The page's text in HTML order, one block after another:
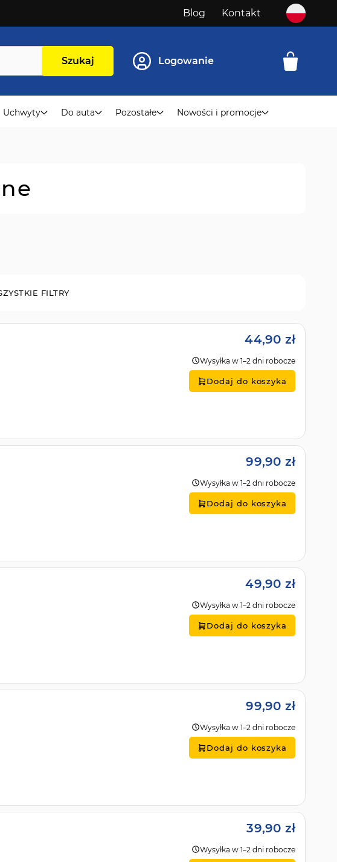
Blog Kontakt
Szukaj Logowanie
Uchwyty Do auta Pozostałe Nowości i promocje
FILTRY
44,90 zł
Wysyłka w 1–2 dni robocze
Dodaj do koszyka
99,90 zł
Wysyłka w 1–2 dni robocze
Dodaj do koszyka
49,90 zł
Wysyłka w 1–2 dni robocze
Dodaj do koszyka
99,90 zł
Wysyłka w 1–2 dni robocze
Dodaj do koszyka
39,90 zł
Wysyłka w 1–2 dni robocze